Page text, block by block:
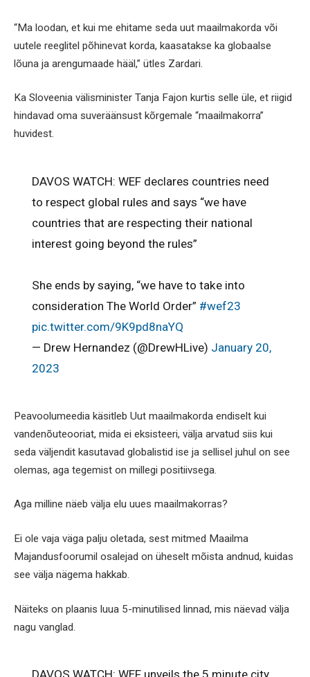
“Ma loodan, et kui me ehitame seda uut maailmakorda või
uutele reeglitel põhinevat korda, kaasatakse ka globaalse
lõuna ja arengumaade hääl,” ütles Zardari.
Ka Sloveenia välisminister Tanja Fajon kurtis selle üle, et riigid
hindavad oma suveräänsust kõrgemale “maailmakorra”
huvidest.
DAVOS WATCH: WEF declares countries need
to respect global rules and says “we have
countries that are respecting their national
interest going beyond the rules”
She ends by saying, “we have to take into
consideration The World Order” #wef23
pic.twitter.com/9K9pd8naYQ
— Drew Hernandez (@DrewHLive) January 20,
2023
Peavoolumeedia käsitleb Uut maailmakorda endiselt kui
vandenõuteooriat, mida ei eksisteeri, välja arvatud siis kui
seda väljendit kasutavad globalistid ise ja sellisel juhul on see
olemas, aga tegemist on millegi positiivsega.
Aga milline näeb välja elu uues maailmakorras?
Ei ole vaja väga palju oletada, sest mitmed Maailma
Majandusfoorumil osalejad on üheselt mõista andnud, kuidas
see välja nägema hakkab.
Näiteks on plaanis luua 5-minutilised linnad, mis näevad välja
nagu vanglad.